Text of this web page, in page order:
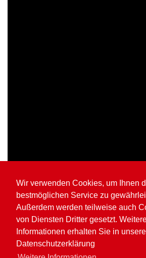
Wir verwenden Cookies, um Ihnen
bestmöglichen Service zu
Außerdem werden teilweise auch
von Diensten Dritter gesetzt.
Informationen erhalten Sie in
Datenschutzerklärung